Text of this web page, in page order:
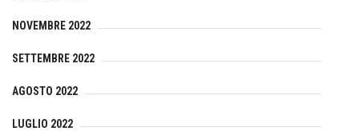
NOVEMBRE 2022
SETTEMBRE 2022
AGOSTO 2022
LUGLIO 2022